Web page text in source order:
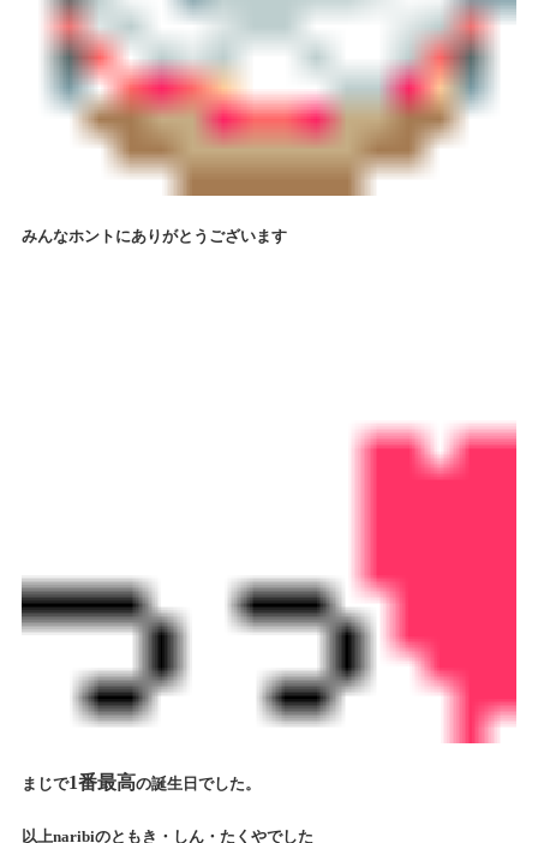
みんなホントにありがとうございます
まじで1番最高の誕生日でした。
以上naribiのともき・しん・たくやでした